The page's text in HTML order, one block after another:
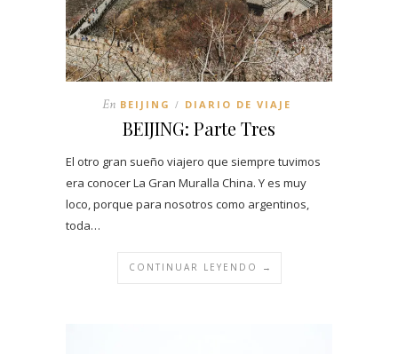
En BEIJING / DIARIO DE VIAJE
BEIJING: Parte Tres
El otro gran sueño viajero que siempre tuvimos
era conocer La Gran Muralla China. Y es muy
loco, porque para nosotros como argentinos,
toda…
CONTINUAR LEYENDO →